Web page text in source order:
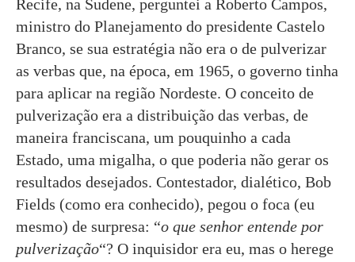
Recife, na Sudene, perguntei a Roberto Campos,
ministro do Planejamento do presidente Castelo
Branco, se sua estratégia não era o de pulverizar
as verbas que, na época, em 1965, o governo tinha
para aplicar na região Nordeste. O conceito de
pulverização era a distribuição das verbas, de
maneira franciscana, um pouquinho a cada
Estado, uma migalha, o que poderia não gerar os
resultados desejados. Contestador, dialético, Bob
Fields (como era conhecido), pegou o foca (eu
mesmo) de surpresa: “o que senhor entende por
pulverização“? O inquisidor era eu, mas o herege